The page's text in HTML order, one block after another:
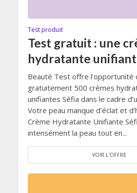
Test produit
Test gratuit : une
hydratante
Beauté Test offre
gratuitement 500 crèmes
unifiantes Séfia dans le cadre
Votre peau manque d’éclat et
Crème Hydratante Unifiante
intensément la peau tout en...
VOIR L'OFFRE